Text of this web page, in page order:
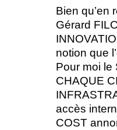
Bien qu’en
Gérard
notion que
Pour moi le
CHAQUE
accès
COST